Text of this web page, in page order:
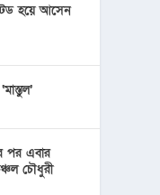
হয়ে আসেন
পর এবার
চৌধুরী